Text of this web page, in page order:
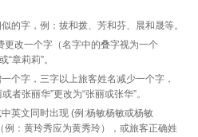
字，例：拔和拨、芳和芬、晨和晟等。
改一个字（名字中的叠字视为一个
“章莉莉”。
字，三字以上旅客姓名减少一个字，
者张丽华”更改为“张丽或张华”。
文同时出现 (例:杨敏杨敏或杨敏
：黄玲秀应为黄秀玲），或旅客正确姓